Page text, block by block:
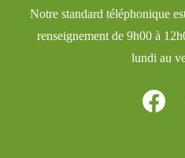
Notre standard téléphonique
renseignement de 9h00 à
lundi au